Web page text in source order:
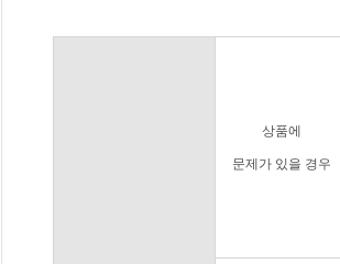
상품에
문제가 있을 경우